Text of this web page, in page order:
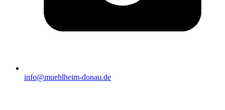
info@muehlheim-donau.de